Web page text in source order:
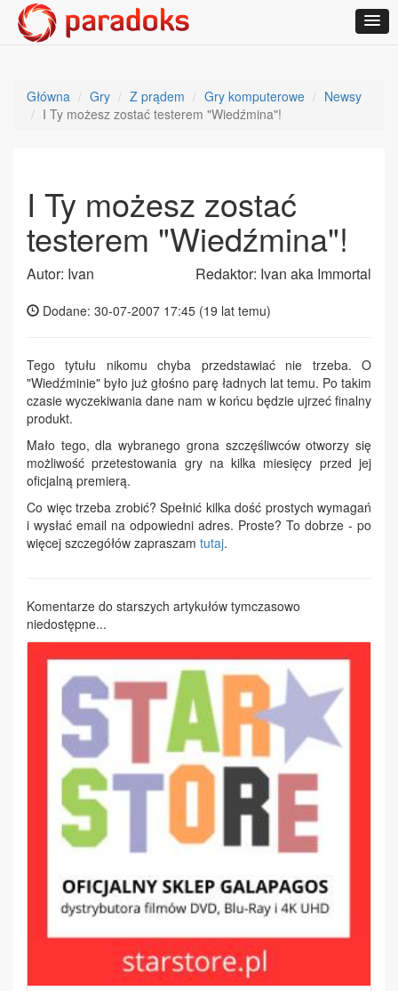
Główna Gry Z prądem Gry komputerowe
Newsy
I Ty możesz zostać testerem "Wiedźmina"!
I Ty możesz zostać
testerem "Wiedźmina"!
Autor: Ivan Redaktor: Ivan aka Immortal
Dodane: 30-07-2007 17:45 (19 lat temu)
Tego tytułu nikomu chyba przedstawiać nie trzeba. O
"Wiedźminie" było już głośno parę ładnych lat temu. Po takim
czasie wyczekiwania dane nam w końcu będzie ujrzeć finalny
produkt.
Mało tego, dla wybranego grona szczęśliwców otworzy się
możliwość przetestowania gry na kilka miesięcy przed jej
oficjalną premierą.
Co więc trzeba zrobić? Spełnić kilka dość prostych wymagań
i wysłać email na odpowiedni adres. Proste? To dobrze - po
więcej szczegółów zapraszam tutaj.
Komentarze do starszych artykułów tymczasowo
niedostępne...